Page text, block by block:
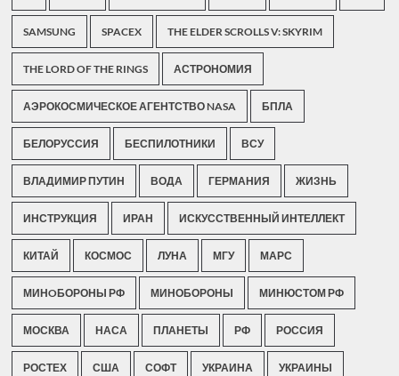
SAMSUNG SPACEX THE ELDER SCROLLS V: SKYRIM
THE LORD OF THE RINGS АСТРОНОМИЯ
АЭРОКОСМИЧЕСКОЕ АГЕНТСТВО NASA БПЛА
БЕЛОРУССИЯ БЕСПИЛОТНИКИ ВСУ
ВЛАДИМИР ПУТИН ВОДА ГЕРМАНИЯ ЖИЗНЬ
ИНСТРУКЦИЯ ИРАН ИСКУССТВЕННЫЙ ИНТЕЛЛЕКТ
КИТАЙ КОСМОС ЛУНА МГУ МАРС
МИНOБОРОНЫ РФ МИНОБОРОНЫ МИНЮСТОМ РФ
МОСКВА НАСА ПЛАНЕТЫ РФ РОССИЯ
РОСТЕХ США СОФТ УКРАИНА УКРАИНЫ